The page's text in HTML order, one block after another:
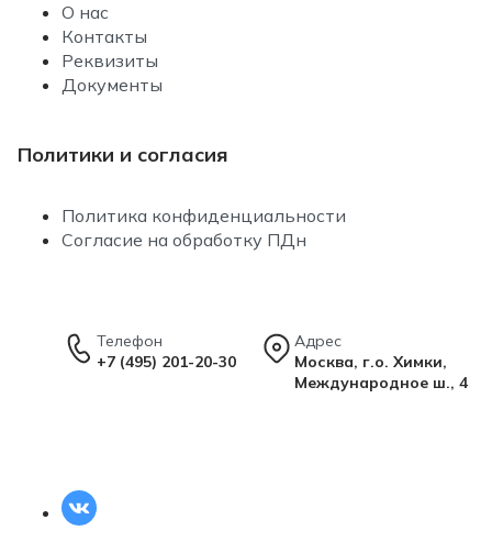
О нас
Контакты
Реквизиты
Документы
Политики и согласия
Политика конфиденциальности
Согласие на обработку ПДн
Телефон
+7 (495) 201-20-30
Адрес
Москва, г.о. Химки,
Международное ш., 4